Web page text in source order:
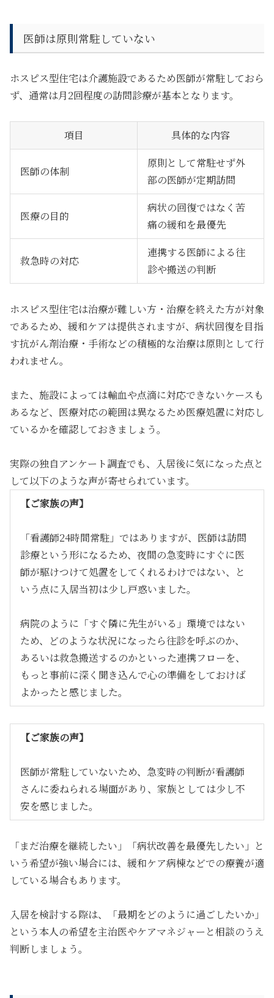
医師は原則常駐していない
ホスピス型住宅は介護施設であるため医師が常駐しておら
ず、通常は月2回程度の訪問診療が基本となります。
項目 具体的な内容
医師の体制
原則として常駐せず外
部の医師が定期訪問
医療の目的
病状の回復ではなく苦
痛の緩和を最優先
救急時の対応
連携する医師による往
診や搬送の判断
ホスピス型住宅は治療が難しい方・治療を終えた方が対象
であるため、緩和ケアは提供されますが、病状回復を目指
す抗がん剤治療・手術などの積極的な治療は原則として行
われません。
また、施設によっては輸血や点滴に対応できないケースも
あるなど、医療対応の範囲は異なるため医療処置に対応し
ているかを確認しておきましょう。
実際の独自アンケート調査でも、入居後に気になった点と
して以下のような声が寄せられています。
【ご家族の声】
「看護師24時間常駐」ではありますが、医師は訪問
診療という形になるため、夜間の急変時にすぐに医
師が駆けつけて処置をしてくれるわけではない、と
いう点に入居当初は少し戸惑いました。
病院のように「すぐ隣に先生がいる」環境ではない
ため、どのような状況になったら往診を呼ぶのか、
あるいは救急搬送するのかといった連携フローを、
もっと事前に深く聞き込んで心の準備をしておけば
よかったと感じました。
【ご家族の声】
医師が常駐していないため、急変時の判断が看護師
さんに委ねられる場面があり、家族としては少し不
安を感じました。
「まだ治療を継続したい」「病状改善を最優先したい」と
いう希望が強い場合には、緩和ケア病棟などでの療養が適
している場合もあります。
入居を検討する際は、「最期をどのように過ごしたいか」
という本人の希望を主治医やケアマネジャーと相談のうえ
判断しましょう。